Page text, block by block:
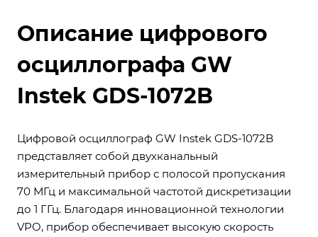
Описание цифрового
осциллографа GW
Instek GDS-1072B
Цифровой осциллограф GW Instek GDS-1072B
представляет собой двухканальный
измерительный прибор с полосой пропускания
70 МГц и максимальной частотой дискретизации
до 1 ГГц. Благодаря инновационной технологии
VPO, прибор обеспечивает высокую скорость